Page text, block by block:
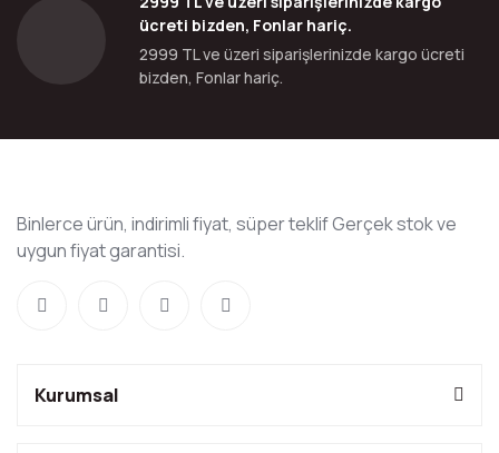
ücreti bizden, Fonlar hariç.
2999 TL ve üzeri siparişlerinizde kargo ücreti
bizden, Fonlar hariç.
Binlerce ürün, indirimli fiyat, süper teklif Gerçek stok ve
uygun fiyat garantisi.
Kurumsal